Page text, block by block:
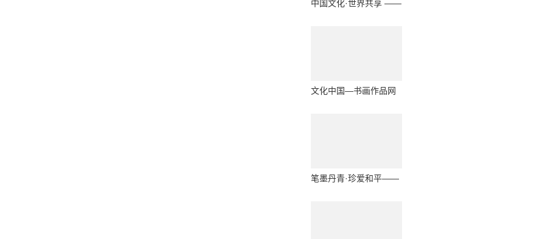
中国文化·世界共享 ——
文化中国—书画作品网
笔墨丹青·珍爱和平——